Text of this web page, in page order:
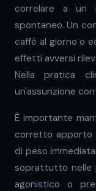
correlare a un
spontaneo. Un
caffè al giorno o
effetti avversi
Nella pratica
un'assunzione
È importante
corretto apporto
di peso
soprattutto nelle
agonistico o